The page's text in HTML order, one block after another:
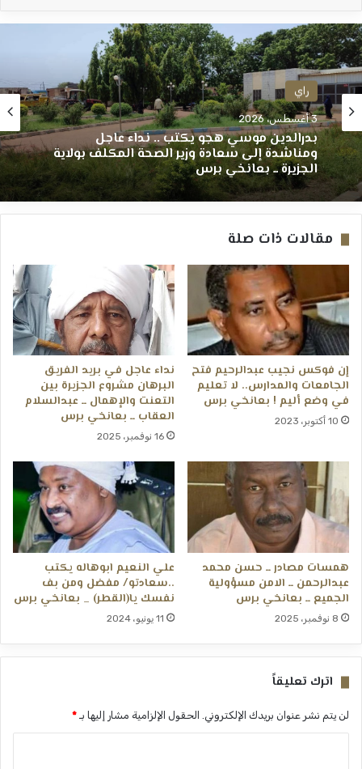
راي
3 أغسطس، 2026
بدرالدين موسي هجو يكتب .. نداء عاجل
ومناشدة إلى سعادة وزير الصحة المكلف بولاية
الجزيرة ــ بعانخي برس
مقالات ذات صلة
إن فوكس نجيب عبدالرحيم فتح
الجامعات والمدارس.. لا تعليم
في وضع أليم ! بعانخي برس
10 أكتوبر، 2023
نداء عاجل في بريد الفريق
البرهان مشروع الجزيرة بين
التعنت والإهمال ــ عبدالسلام
العقاب ــ بعانخي برس
16 نوفمبر، 2025
همسات مصادر ــ حسن محمد
عبدالرحمن ــ الامن مسؤولية
الجميع ــ بعانخي برس
8 نوفمبر، 2025
علي النعيم ابوهاله يكتب
..سعادتو/ مفضل ومن بف
نفسك يا(القطر) _ بعانخي برس
11 يونيو، 2024
اترك تعليقاً
لن يتم نشر عنوان بريدك الإلكتروني. الحقول الإلزامية مشار إليها بـ *